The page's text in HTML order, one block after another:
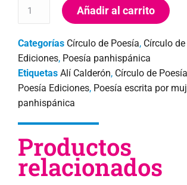
Añadir al carrito
Categorías Círculo de Poesía, Círculo
Ediciones, Poesía panhispánica
Etiquetas Alí Calderón, Círculo de Poesía
Poesía Ediciones, Poesía escrita por
panhispánica
Productos
relacionados